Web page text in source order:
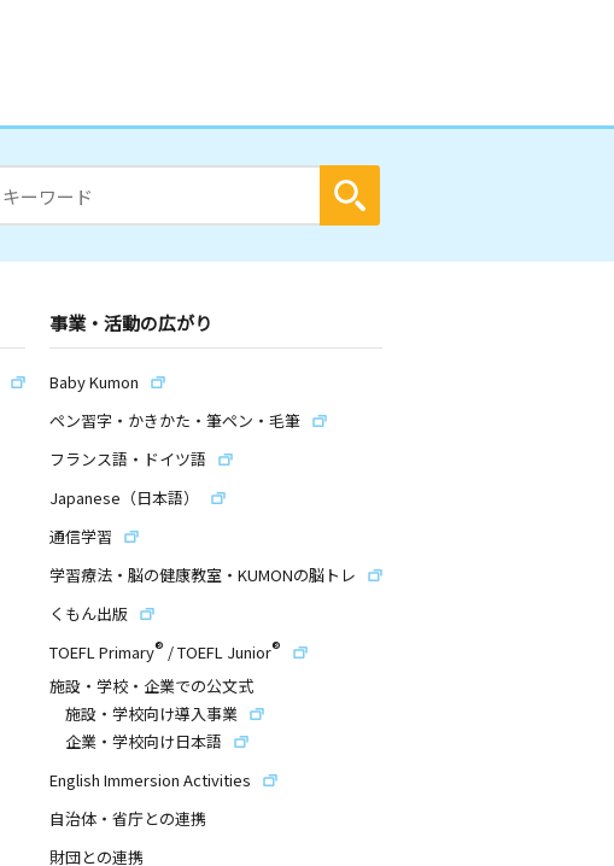
事業・活動の広がり
Baby Kumon
ペン習字・かきかた・筆ペン・毛筆
フランス語・ドイツ語
Japanese（日本語）
通信学習
学習療法・脳の健康教室・KUMONの脳トレ
くもん出版
TOEFL Primary® /TOEFL Junior®
施設・学校・企業での公文式
施設・学校向け導入事業
企業・学校向け日本語
English Immersion Activities
自治体・省庁との連携
財団との連携